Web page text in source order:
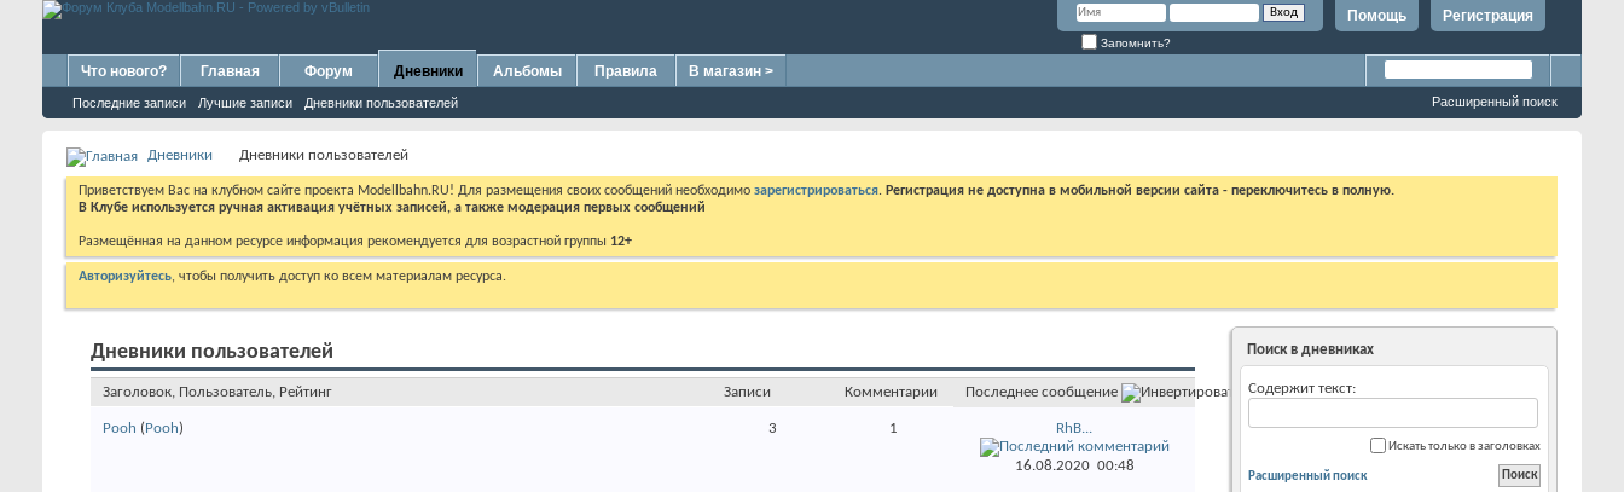
Регистрация
Помощь
Запомнить?
Что нового? Главная Форум Дневники
Последние записи Лучшие записи Дневники пользователей
Альбомы Правила В магазин >
Расширенный поиск
Дневники Дневники пользователей
Приветствуем Вас на клубном сайте проекта Modellbahn.RU! Для размещения своих сообщений необходимо зарегистрироваться. Регистрация не доступна в мобильной версии сайта - переключитесь в полную.
В Клубе используется ручная активация учётных записей, а также модерация первых сообщений
Размещённая на данном ресурсе информация рекомендуется для возрастной группы 12+
Авторизуйтесь, чтобы получить доступ ко всем материалам ресурса.
Дневники пользователей
Заголовок, Пользователь, Рейтинг Записи Комментарии Последнее сообщение
Pooh (Pooh) 3 1 RhB...
16.08.2020 00:48
Поиск в дневниках
Содержит текст:
Искать только в заголовках
Расширенный поиск